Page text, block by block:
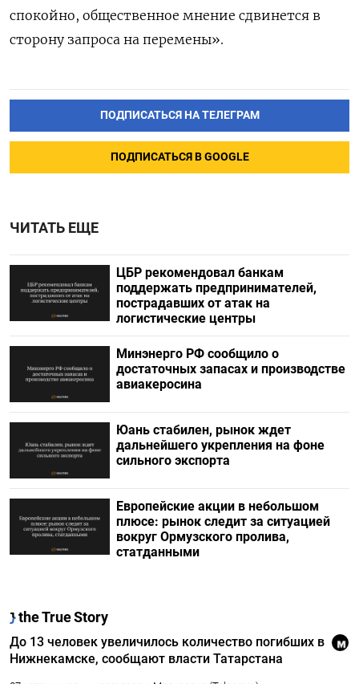
спокойно, общественное мнение сдвинется в
сторону запроса на перемены».
ПОДПИСАТЬСЯ НА ТЕЛЕГРАМ
ПОДПИСАТЬСЯ В GOOGLE
ЧИТАТЬ ЕЩЕ
ЦБР рекомендовал банкам
поддержать предпринимателей,
пострадавших от атак на
логистические центры
Минэнерго РФ сообщило о
достаточных запасах и производстве
авиакеросина
Юань стабилен, рынок ждет
дальнейшего укрепления на фоне
сильного экспорта
Европейские акции в небольшом
плюсе: рынок следит за ситуацией
вокруг Ормузского пролива,
статданными